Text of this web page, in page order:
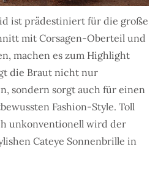
ist prädestiniert für die große
mit Corsagen-Oberteil und
machen es zum Highlight
die Braut nicht nur
sondern sorgt auch für einen
Fashion-Style. Toll
unkonventionell wird der
Cateye Sonnenbrille in